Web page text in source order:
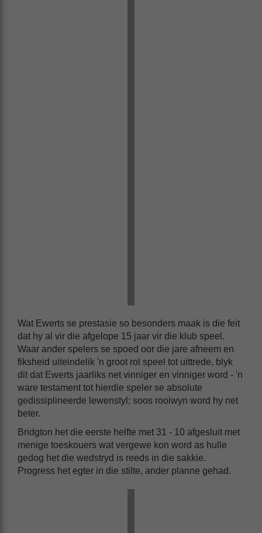
Wat Ewerts se prestasie so besonders maak is die feit
dat hy al vir die afgelope 15 jaar vir die klub speel.
Waar ander spelers se spoed oor die jare afneem en
fiksheid uiteindelik 'n groot rol speel tot uittrede, blyk
dit dat Ewerts jaarliks net vinniger en vinniger word - 'n
ware testament tot hierdie speler se absolute
gedissiplineerde lewenstyl; soos rooiwyn word hy net
beter.
Bridgton het die eerste helfte met 31 - 10 afgesluit met
menige toeskouers wat vergewe kon word as hulle
gedog het die wedstryd is reeds in die sakkie.
Progress het egter in die stilte, ander planne gehad.